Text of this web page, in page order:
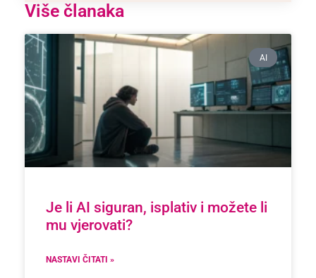
Više članaka
AI
Je li AI siguran, isplativ i možete li
mu vjerovati?
NASTAVI ČITATI »